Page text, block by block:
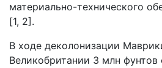
материально-технического
[1, 2].
В ходе деколонизации
Великобритании 3 млн фунтов